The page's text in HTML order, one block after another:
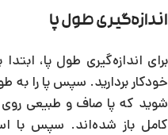
اندازه‌گیری طول پا
برای اندازه‌گیری طول پا،
خودکار بردارید. سپس پا را به
شوید که پا صاف و طبیعی روی
کامل باز شده‌اند. سپس با